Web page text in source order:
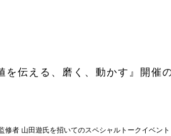
を伝える、磨く、動かす』開催
修者 山田遊氏を招いてのスペシャルトークイベン